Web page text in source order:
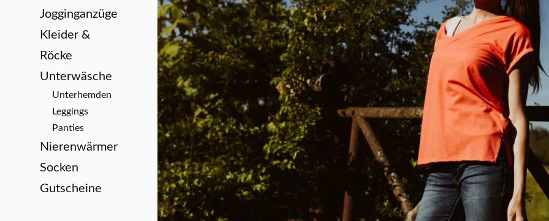
Jogginganzüge
Kleider &
Röcke
Unterwäsche
Unterhemden
Leggings
Panties
Nierenwärmer
Socken
Gutscheine